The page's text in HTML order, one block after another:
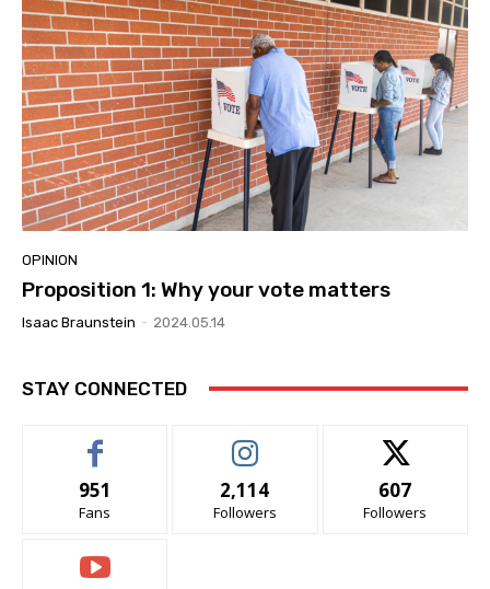
OPINION
Proposition 1: Why your vote matters
Isaac Braunstein - 2024.05.14
STAY CONNECTED
951
Fans
2,114
Followers
607
Followers